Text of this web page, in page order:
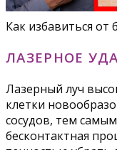
Как избавиться
ЛАЗЕРНОЕ
Лазерный луч
клетки
сосудов, тем
бесконтактная